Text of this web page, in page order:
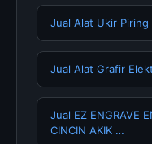
Jual Alat Ukir
Jual Alat Grafir
Jual EZ ENGRAVE
CINCIN AKIK …